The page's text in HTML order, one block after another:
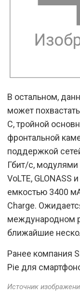
В остальном,
может
C, тройной
фронтальной
поддержкой
Гбит/с, модулями
VoLTE, GLONASS
емкостью 3400
Charge.
международном
ближайшие
Ранее компания
Pie для
Источник